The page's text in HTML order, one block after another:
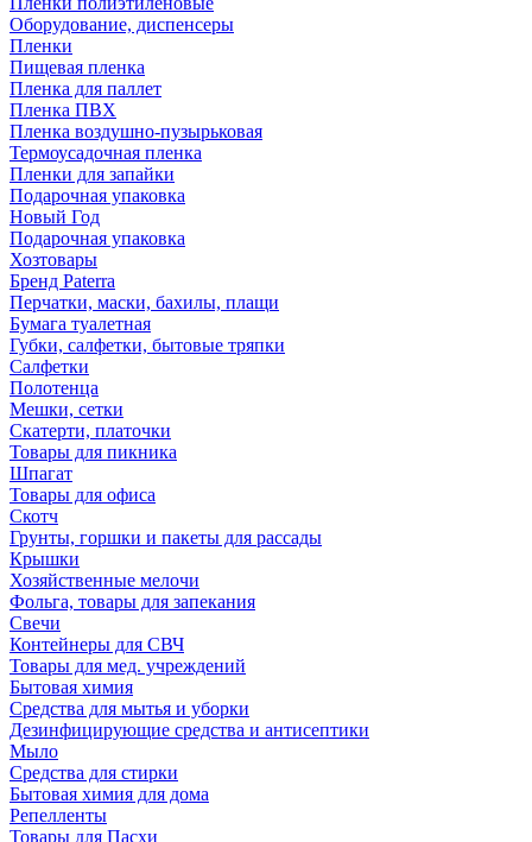
Оборудование, диспенсеры
Пленки
Пищевая пленка
Пленка для паллет
Пленка ПВХ
Пленка воздушно-пузырьковая
Термоусадочная пленка
Пленки для запайки
Подарочная упаковка
Новый Год
Подарочная упаковка
Хозтовары
Бренд Paterra
Перчатки, маски, бахилы, плащи
Бумага туалетная
Губки, салфетки, бытовые тряпки
Салфетки
Полотенца
Мешки, сетки
Скатерти, платочки
Товары для пикника
Шпагат
Товары для офиса
Скотч
Грунты, горшки и пакеты для рассады
Крышки
Хозяйственные мелочи
Фольга, товары для запекания
Свечи
Контейнеры для СВЧ
Товары для мед. учреждений
Бытовая химия
Средства для мытья и уборки
Дезинфицирующие средства и антисептики
Мыло
Средства для стирки
Бытовая химия для дома
Репелленты
Товары для Пасхи